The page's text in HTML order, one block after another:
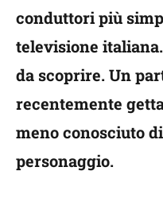
conduttori più
televisione
da scoprire. Un
recentemente
meno conosciuto
personaggio.